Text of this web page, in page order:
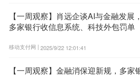
【一周观察】肖远企谈AI与金融发展，
多家银行收信息系统、科技外包罚单
移动支付网 | 2025/9/22 12:01:41
【一周观察】金融消保迎新规，多家